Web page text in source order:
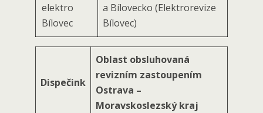
elektro
Bílovec
a Bílovecko (Elektrorevize
Bílovec)
Dispečink
Oblast obsluhovaná
revizním zastoupením
Ostrava –
Moravskoslezský kraj